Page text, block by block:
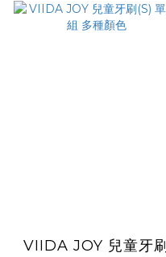
VIIDA JOY 兒童牙刷